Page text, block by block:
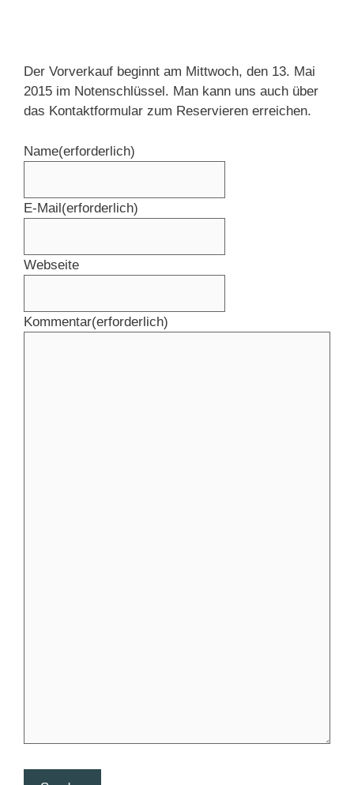
Der Vorverkauf beginnt am Mittwoch, den 13. Mai
2015 im Notenschlüssel. Man kann uns auch über
das Kontaktformular zum Reservieren erreichen.
Name(erforderlich)
E-Mail(erforderlich)
Webseite
Kommentar(erforderlich)